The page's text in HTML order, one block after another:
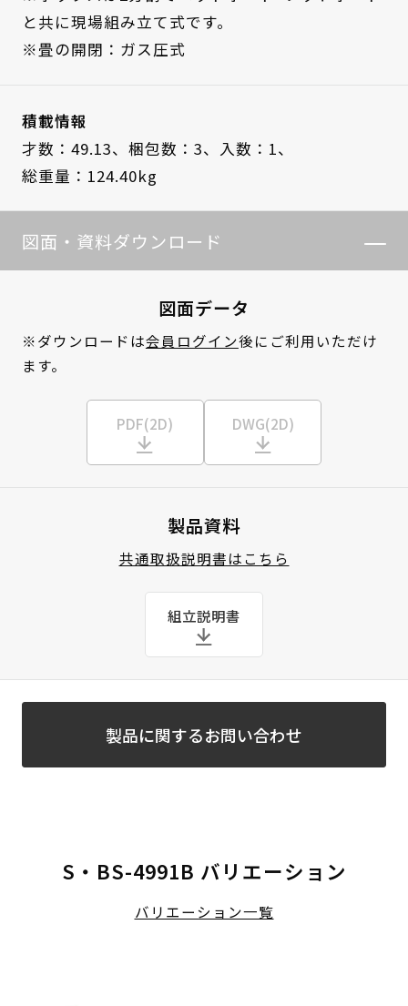
と共に現場組み立て式です。
※畳の開閉：ガス圧式
積載情報
才数：49.13、 梱包数：3、
入数：1、
総重量：124.40kg
図面・資料ダウンロード
図面データ
※ダウンロードは会員ログイン後にご利用いただけ
ます。
PDF(2D) DWG(2D)
製品資料
共通取扱説明書はこちら
組立説明書
製品に関するお問い合わせ
S・BS-4991B バリエーション
バリエーション一覧